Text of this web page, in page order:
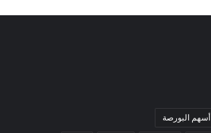
أسهم البورصة